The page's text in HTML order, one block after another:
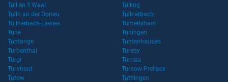
Tull en 't Waal
Tulling
Tulln an der Donau
Tullnerbach
Tullnerbach-Lawies
Tumeltsham
Tune
Tuningen
Tuntange
Tuntenhausen
Turbenthal
Tureby
Turgi
Turnau
Turnhout
Turnow-Preilack
Tutow
Tuttlingen